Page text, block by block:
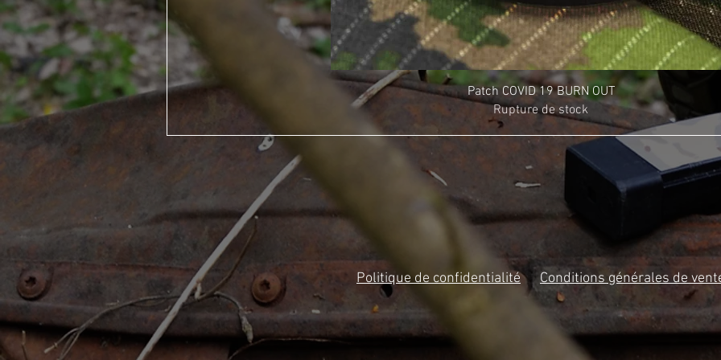
Patch COVID 19 BURN OUT
Rupture de stock
Politique de confidentialité Conditions générales de